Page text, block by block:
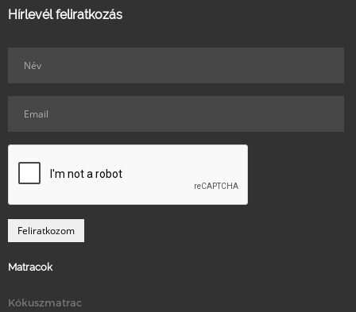
Hírlevél feliratkozás
Matracok
Kókuszmatrac